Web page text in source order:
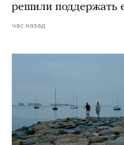
решили поддержать
час назад